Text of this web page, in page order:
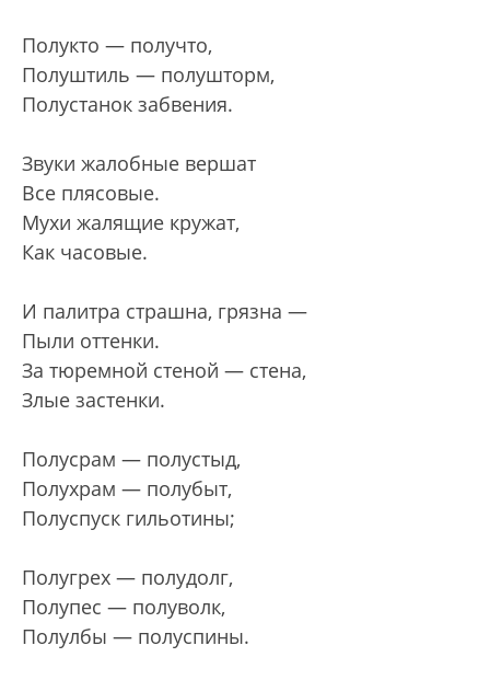
Полукто — получто,
Полуштиль — полушторм,
Полустанок забвения.
Звуки жалобные вершат
Все плясовые.
Мухи жалящие кружат,
Как часовые.
И палитра страшна, грязна —
Пыли оттенки.
За тюремной стеной — стена,
Злые застенки.
Полусрам — полустыд,
Полухрам — полубыт,
Полуспуск гильотины;
Полугрех — полудолг,
Полупес — полуволк,
Полулбы — полуспины.